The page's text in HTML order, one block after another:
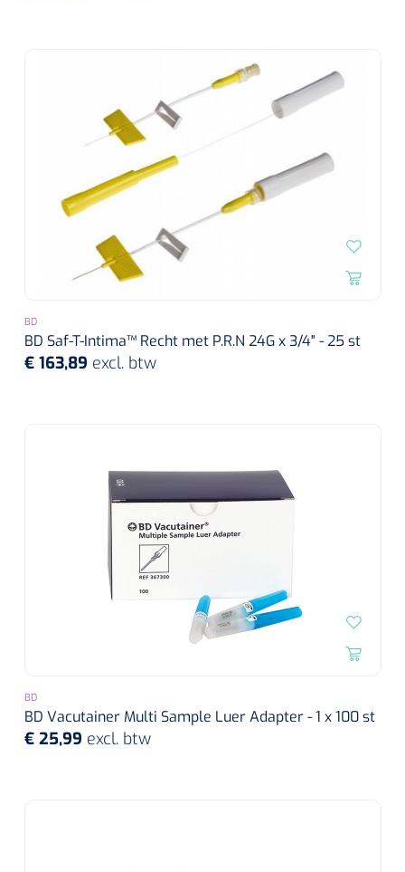
BD
BD Saf-T-Intima™ Recht met P.R.N 24G x 3/4" - 25 st
€ 163,89 excl. btw
BD
BD Vacutainer Multi Sample Luer Adapter - 1 x 100 st
€ 25,99 excl. btw